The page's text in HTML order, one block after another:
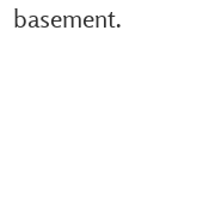
basement.